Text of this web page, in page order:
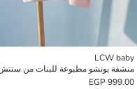
LCW baby
منشفة بونشو مطبوعة للبنات من
999.00 EGP